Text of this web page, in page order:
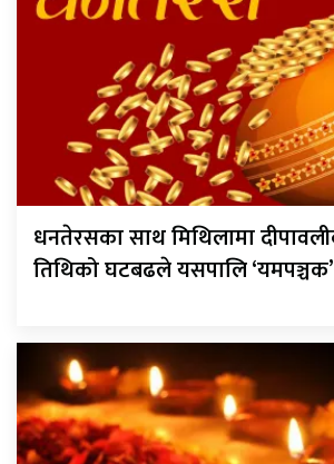
धनतेरसका साथ मिथिलामा
तिथिको घटबढले यसपालि